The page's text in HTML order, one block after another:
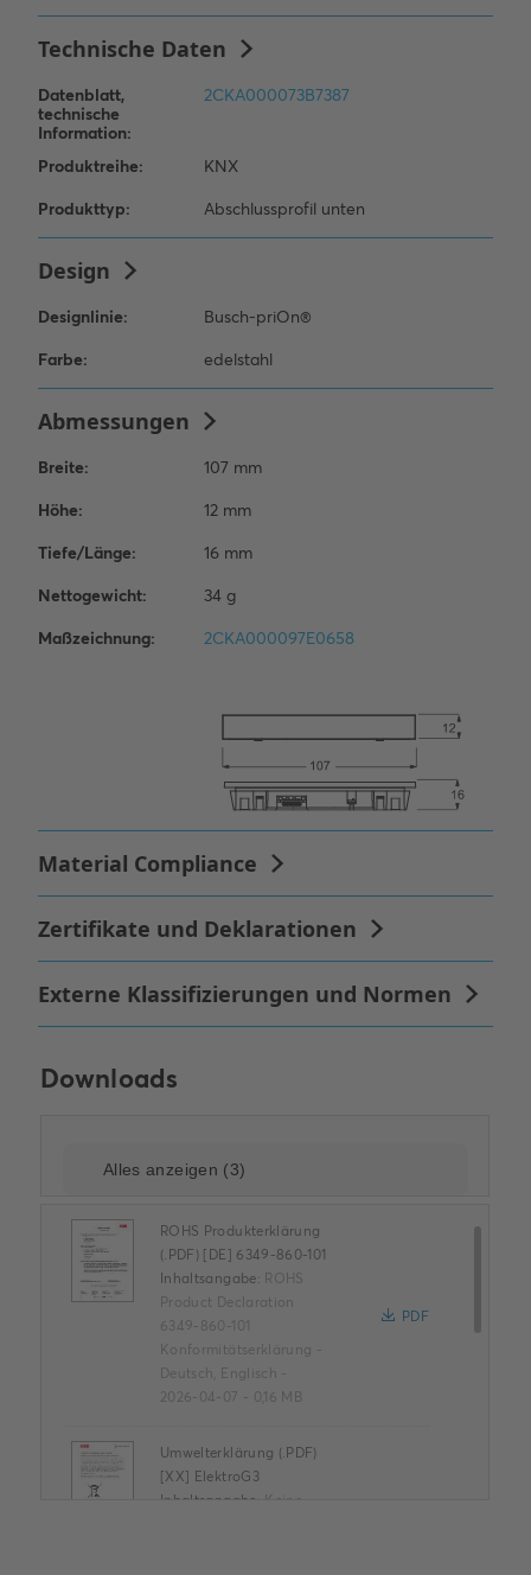
Downloads
ROHS Produkterklärung
(.PDF) [DE] 6349-860-101
Inhaltsangabe: ROHS
Product Declaration
6349-860-101
Konformitätserklärung -
Deutsch, Englisch -
2026-04-07 - 0,16 MB
PDF
Umwelterklärung (.PDF)
[XX] ElektroG3
Inhaltsangabe: Keine